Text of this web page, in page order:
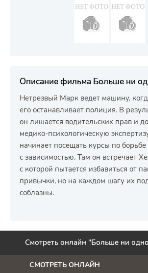
Описание фильма Больше ни
Нетрезвый Марк ведет машину,
его останавливает полиция. В
он лишается водительских прав и
медико-психологическую
начинает посещать курсы по борьбе
с зависимостью. Там он встречает
с которой пытается избавиться от
привычки, но на каждом шагу их
соблазны.
Смотреть онлайн "Больше ни
СМОТРЕТЬ ОНЛАЙН